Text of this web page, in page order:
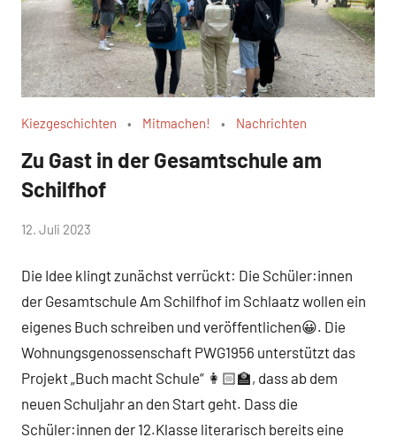
Kiezgeschichten Mitmachen! Nachrichten
Zu Gast in der Gesamtschule am
Schilfhof
von
12. Juli 2023
Die Idee klingt zunächst verrückt: Die Schüler:innen
der Gesamtschule Am Schilfhof im Schlaatz wollen ein
eigenes Buch schreiben und veröffentlichen😀. Die
Wohnungsgenossenschaft PWG1956 unterstützt das
Projekt „Buch macht Schule“ 👩🏻‍🏫, dass ab dem
neuen Schuljahr an den Start geht. Dass die
Schüler:innen der 12.Klasse literarisch bereits eine